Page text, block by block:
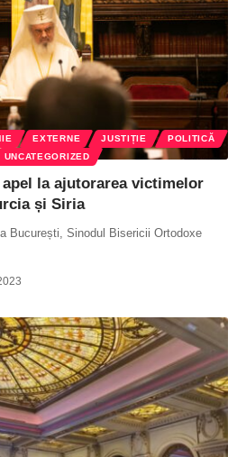
EXTERNE JUSTIȚIE
POLITICĂ
UNCATEGORIZED
la ajutorarea victimelor
și Siria
București, Sinodul Bisericii Ortodoxe